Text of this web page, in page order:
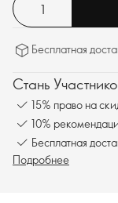
Бесплатная
Стань
15% право на
10%
Бесплатная
Подробнее